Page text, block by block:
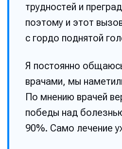
трудностей и
поэтому и этот
с гордо поднятой
Я постоянно
врачами, мы
По мнению врачей
победы над
90%. Само лечение